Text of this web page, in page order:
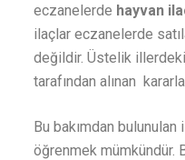
eczanelerde hayvan
ilaçlar eczanelerde
değildir. Üstelik
tarafından alınan
Bu bakımdan bulunulan
öğrenmek mümkündür.